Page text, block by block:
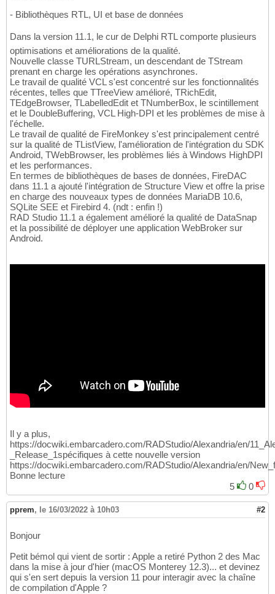
- Bibliothèques RTL, UI et base de données
Dans la version 11.1, le cur de Delphi RTL comporte plusieurs
optimisations et améliorations de la qualité.
Nouvelle classe TURLStream, un descendant de TStream
prenant en charge les opérations asynchrones.
Le travail de qualité VCL s'est concentré sur les fonctionnalités
récentes, telles que TTreeView amélioré, TRichEdit,
TEdgeBrowser, TLabelledEdit et TNumberBox, le scintillement
et le DoubleBuffering, VCL High-DPI et les problèmes de mise à
l'échelle.
Le travail de qualité de FireMonkey s'est principalement centré
sur la qualité de TListView, l'amélioration de l'intégration du SDK
Android, TWebBrowser, les problèmes liés à Windows HighDPI
et les performances.
En termes de bibliothèques de bases de données, FireDAC
dans 11.1 a ajouté l'intégration de Structure View et offre la prise
en charge des nouveaux types de données MariaDB 10.6,
SQLite SEE et Firebird 4. (ndt : enfin !)
RAD Studio 11.1 a également amélioré la qualité de DataSnap
et la possibilité de déployer une application WebBroker sur
Android.
Il y a plus,
https://docwiki.embarcadero.com/RADStudio/Alexandria/en/
_Release_1spécifiques à cette nouvelle version
https://docwiki.embarcadero.com/RADStudio/Alexandria/en/
Bonne lecture
5
0
pprem, le 16/03/2022 à 10h03 #2
Bonjour
Petit bémol qui vient de sortir : Apple a retiré Python 2 des Mac
dans la mise à jour d'hier (macOS Monterey 12.3)... et devinez
qui s'en sert depuis la version 11 pour interagir avec la chaîne
de compilation d'Apple ?